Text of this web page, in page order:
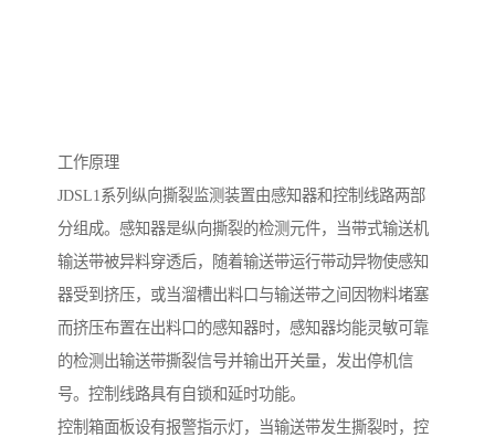
工作原理
JDSL1系列纵向撕裂监测装置由感知器和控制线路两部
分组成。感知器是纵向撕裂的检测元件，当带式输送机
输送带被异料穿透后，随着输送带运行带动异物使感知
器受到挤压，或当溜槽出料口与输送带之间因物料堵塞
而挤压布置在出料口的感知器时，感知器均能灵敏可靠
的检测出输送带撕裂信号并输出开关量，发出停机信
号。控制线路具有自锁和延时功能。
控制箱面板设有报警指示灯，当输送带发生撕裂时，控